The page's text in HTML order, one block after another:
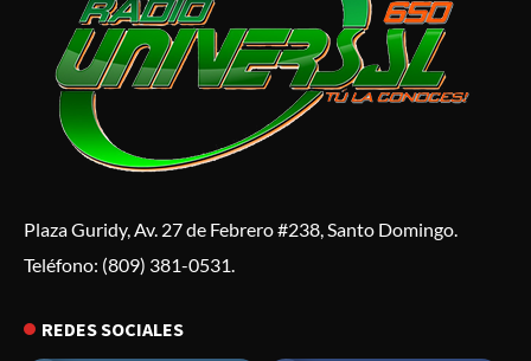
Plaza Guridy, Av. 27 de Febrero #238, Santo Domingo.
Teléfono: (809) 381-0531.
REDES SOCIALES